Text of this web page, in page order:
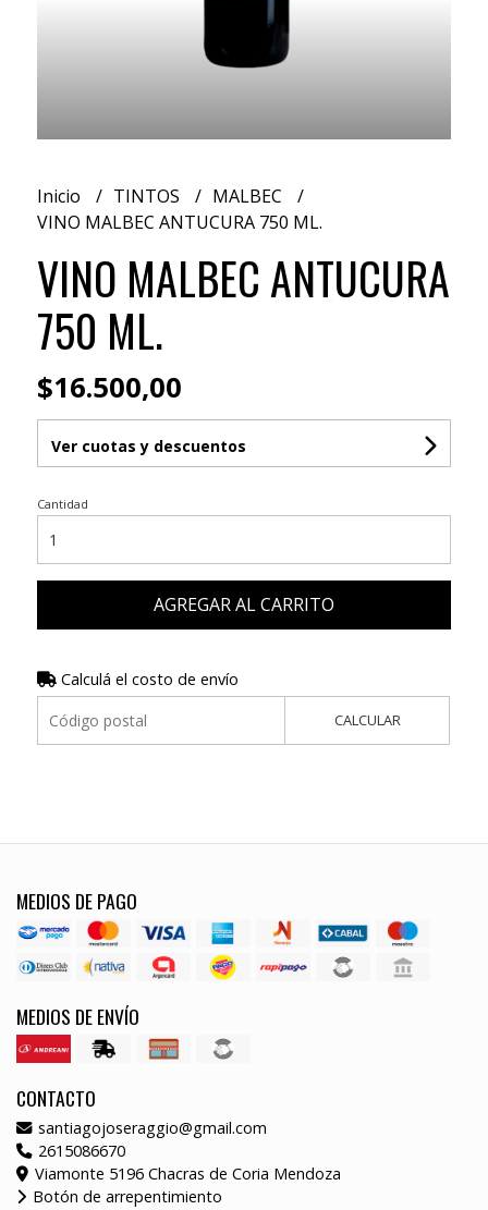
Inicio TINTOS
MALBEC
VINO MALBEC ANTUCURA 750 ML.
VINO MALBEC ANTUCURA
750 ML.
$16.500,00
Ver cuotas y descuentos
Cantidad
AGREGAR AL CARRITO
Calculá el costo de envío
CALCULAR
MEDIOS DE PAGO
MEDIOS DE ENVÍO
CONTACTO
santiagojoseraggio@gmail.com
2615086670
Viamonte 5196 Chacras de Coria Mendoza
Botón de arrepentimiento